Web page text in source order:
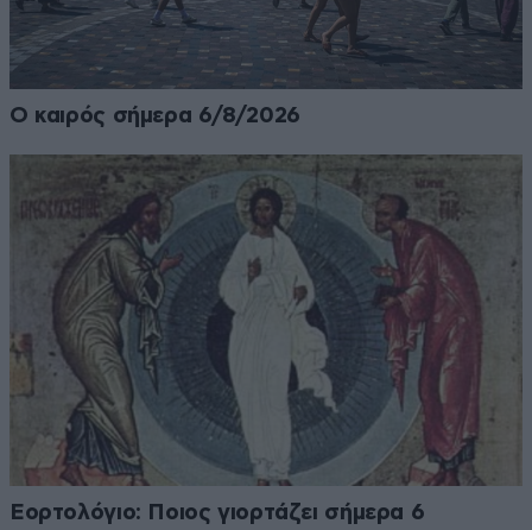
Ο καιρός σήμερα 6/8/2026
Εορτολόγιο: Ποιος γιορτάζει σήμερα 6